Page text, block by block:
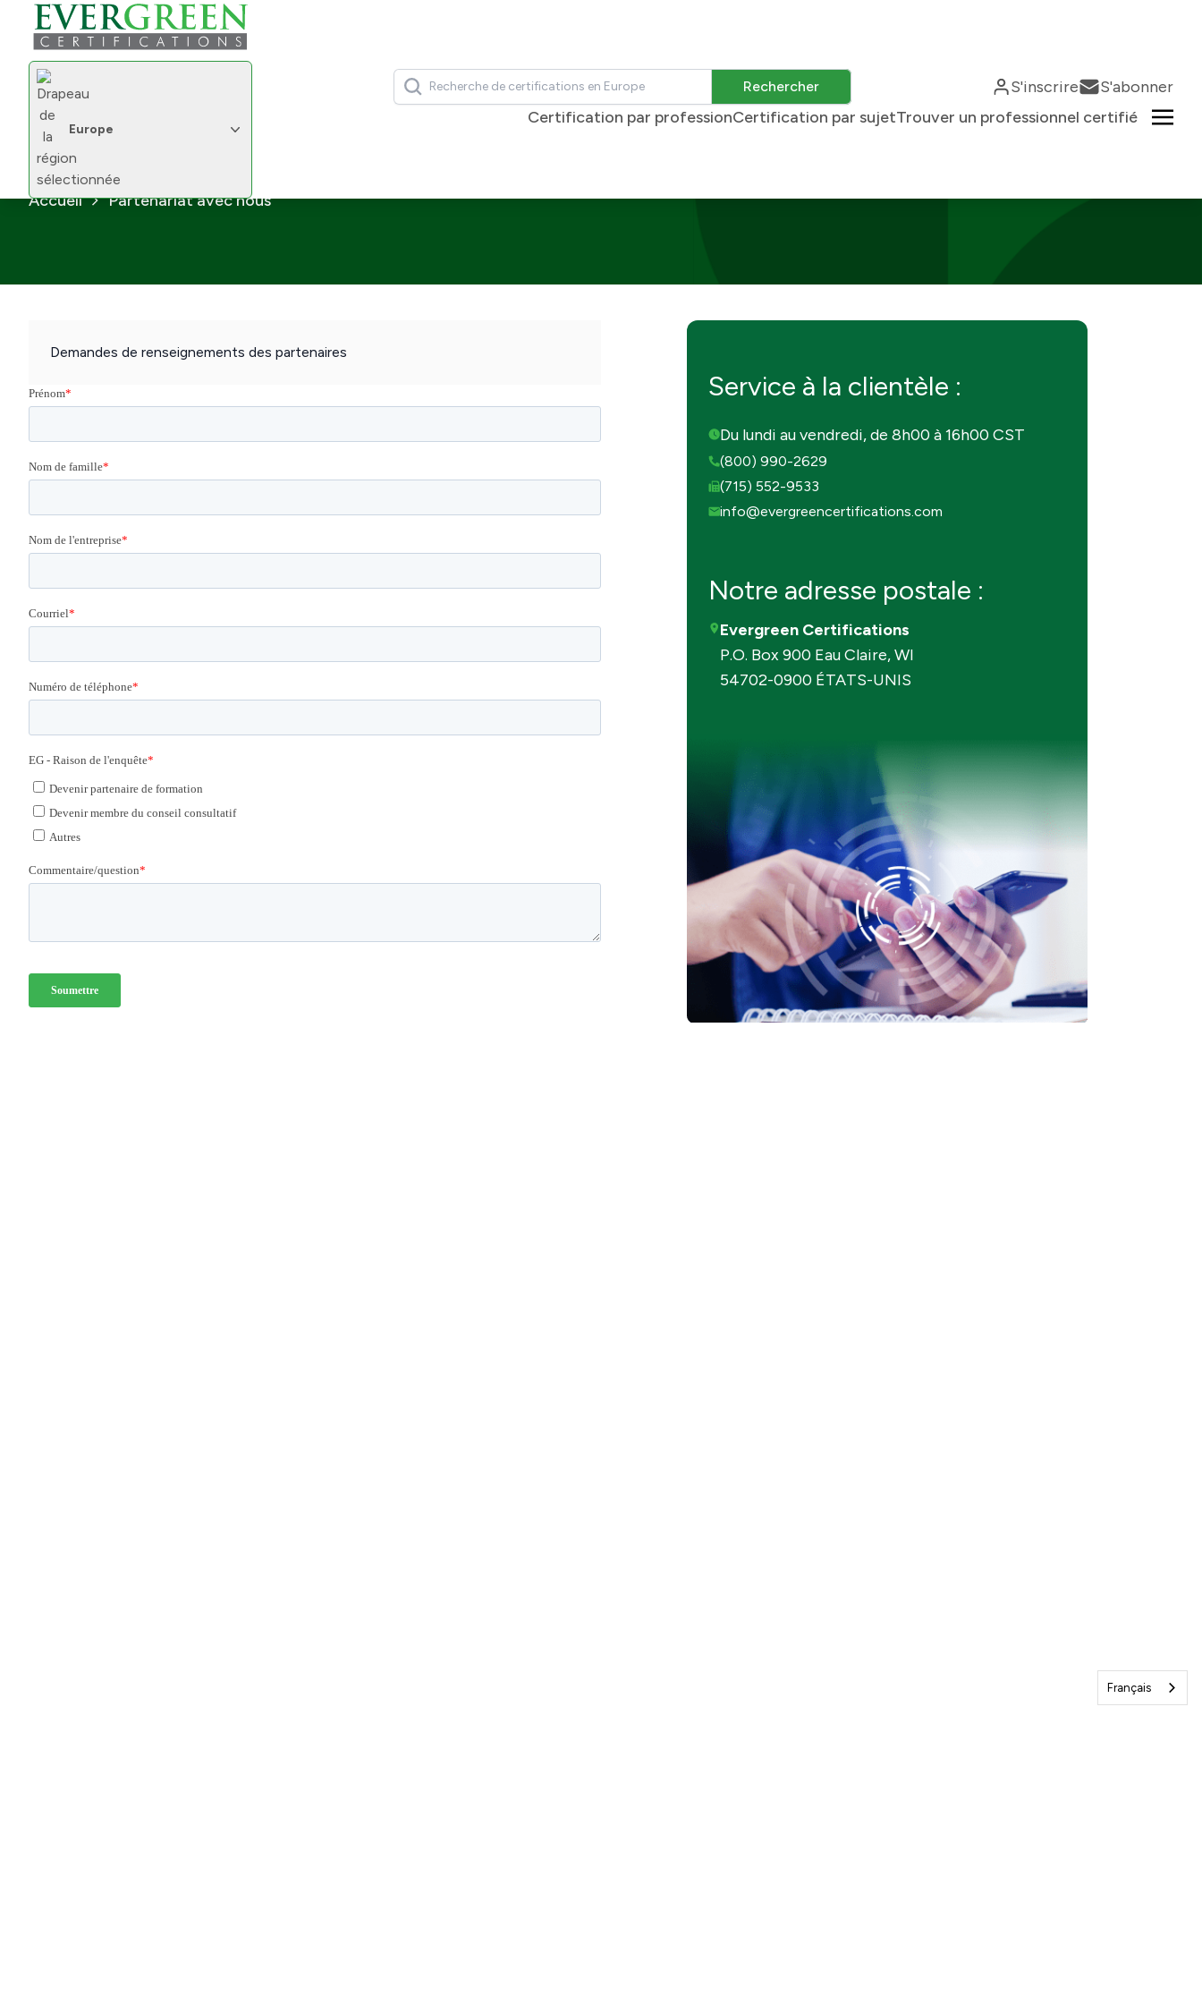
Changer de région
Europe
Rechercher Rechercher S'inscrire
S'abonner
Certification par professionCertification par sujetTrouver un professionnel certifié
Partenariat avec nous
Accueil Partenariat avec nous
Demandes de renseignements des partenaires
Service à la clientèle :
Du lundi au vendredi, de 8h00 à 16h00 CST
(800) 990-2629
(715) 552-9533
info@evergreencertifications.com
Notre adresse postale :
Evergreen Certifications
P.O. Box 900 Eau Claire, WI
54702-0900 ÉTATS-UNIS
Français